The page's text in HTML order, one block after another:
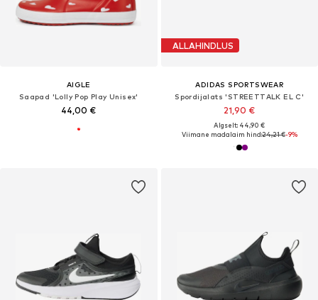
AIGLE
Saapad 'Lolly Pop Play Unisex'
44,00 €
ALLAHINDLUS
ADIDAS SPORTSWEAR
Spordijalats 'STREETTALK EL C'
21,90 €
Algselt: 44,90 €
Viimane madalaim hind:24,21 €-9%